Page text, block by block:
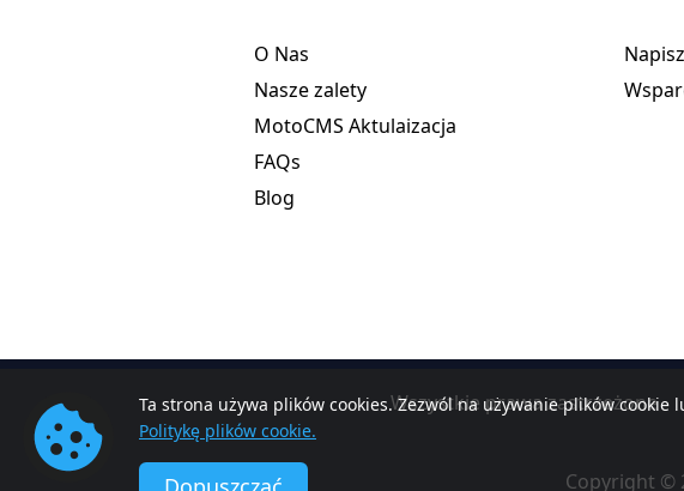
Ta strona używa plików cookies. Zezwól na używanie plików cookie
Politykę plików cookie.
O Nas
Nasze zalety
MotoCMS Aktulaizacja
FAQs
Blog
Wszystkie prawa zastrzeżone
Copyright ©